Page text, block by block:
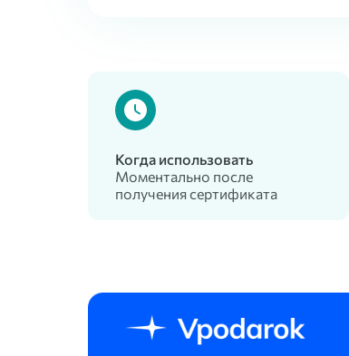
Когда использовать
Моментально после
получения сертификата